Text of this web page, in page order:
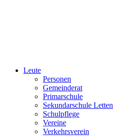
Leute
Personen
Gemeinderat
Primarschule
Sekundarschule Letten
Schulpflege
Vereine
Verkehrsverein